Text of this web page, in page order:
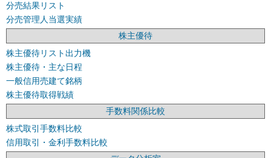
分売結果リスト
分売管理人当選実績
株主優待
株主優待リスト出力機
株主優待・主な日程
一般信用売建て銘柄
株主優待取得戦績
手数料関係比較
株式取引手数料比較
信用取引・金利手数料比較